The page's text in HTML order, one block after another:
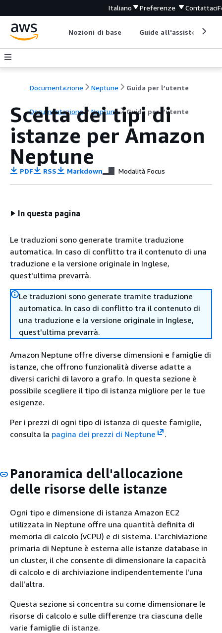
Italiano Preferenze Contattaci
Nozioni di base Guide all'assistenza
Documentazione Neptune Guida per l’utente
Documentazione Neptune Guida per l’utente
Scelta dei tipi di
istanze per Amazon
Neptune
PDF RSS Markdown Modalità Focus
In questa pagina
Le traduzioni sono generate tramite traduzione
automatica. In caso di conflitto tra il contenuto di una
traduzione e la versione originale in Inglese,
quest'ultima prevarrà.
Le traduzioni sono generate tramite traduzione
automatica. In caso di conflitto tra il contenuto di
una traduzione e la versione originale in Inglese,
quest'ultima prevarrà.
Amazon Neptune offre diverse dimensioni e famiglie di
istanze, che offrono funzionalità diverse adatte a
diversi carichi di lavoro a grafo. In questa sezione è
possibile scegliere il tipo di istanza migliore per le tue
esigenze.
Per i prezzi di ogni tipo di istanza di queste famiglie,
consulta la pagina dei prezzi di Neptune .
Panoramica dell'allocazione
delle risorse delle istanze
Ogni tipo e dimensione di istanza Amazon EC2
utilizzata in Neptune offre una quantità definita di
memoria di calcolo (vCPU) e di sistema. L'archiviazione
primaria di Neptune è esterna alle istanze database in
un cluster, il che consente di dimensionare la capacità
di calcolo e di archiviazione indipendentemente l'una
dall'altra.
Questa sezione si concentra su come dimensionare le
risorse di calcolo e sulle differenze tra ciascuna delle
varie famiglie di istanze.